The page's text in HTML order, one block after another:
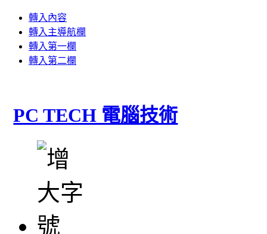
轉入內容
轉入主導航欄
轉入第一欄
轉入第二欄
PC TECH 電腦技術